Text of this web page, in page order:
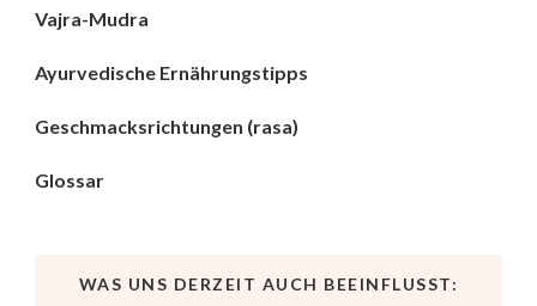
Vajra-Mudra
Ayurvedische Ernährungstipps
Geschmacksrichtungen (rasa)
Glossar
WAS UNS DERZEIT AUCH BEEINFLUSST: